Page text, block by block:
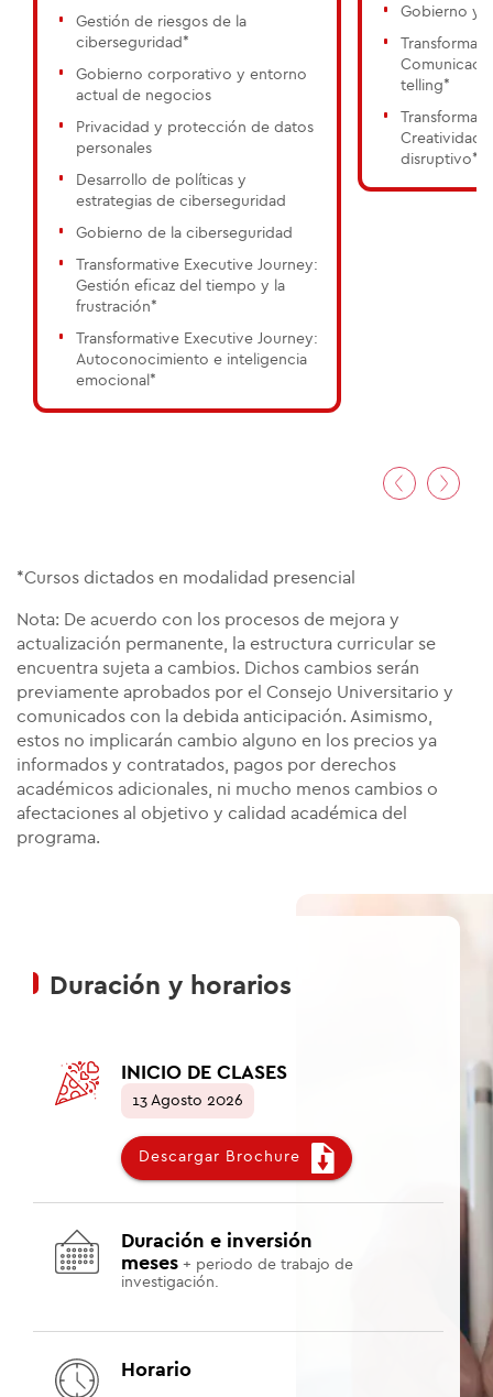
Gestión de riesgos de la
ciberseguridad*
Gobierno corporativo y entorno
actual de negocios
Privacidad y protección de datos
personales
Desarrollo de políticas y
estrategias de ciberseguridad
Gobierno de la ciberseguridad
Transformative Executive Journey:
Gestión eficaz del tiempo y la
frustración*
Transformative Executive Journey:
Autoconocimiento e inteligencia
emocional*
Gobierno y
telling*
Creatividad
disruptivo*
*Cursos dictados en modalidad presencial
Nota: De acuerdo con los procesos de mejora y
actualización permanente, la estructura curricular se
encuentra sujeta a cambios. Dichos cambios serán
previamente aprobados por el Consejo Universitario y
comunicados con la debida anticipación. Asimismo,
estos no implicarán cambio alguno en los precios ya
informados y contratados, pagos por derechos
académicos adicionales, ni mucho menos cambios o
afectaciones al objetivo y calidad académica del
programa.
Duración y horarios
INICIO DE CLASES
13 Agosto 2026
Descargar Brochure
Duración e inversión
meses + periodo de trabajo de
investigación.
Horario